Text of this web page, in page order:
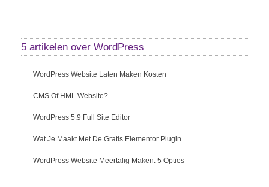
5 artikelen over WordPress
WordPress Website Laten Maken Kosten
CMS Of HML Website?
WordPress 5.9 Full Site Editor
Wat Je Maakt Met De Gratis Elementor Plugin
WordPress Website Meertalig Maken: 5 Opties